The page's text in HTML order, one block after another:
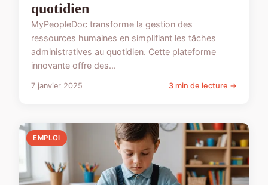
quotidien
MyPeopleDoc transforme la gestion des
ressources humaines en simplifiant les tâches
administratives au quotidien. Cette plateforme
innovante offre des...
7 janvier 2025 3 min de lecture →
EMPLOI